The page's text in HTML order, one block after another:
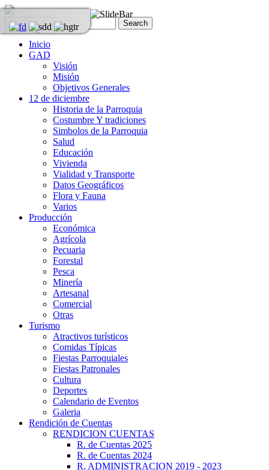
Inicio
GAD
Visión
Misión
Objetivos Generales
12 de diciembre
Historia de la Parroquia
Costumbre Y tradiciones
Simbolos de la Parroquia
Salud
Educación
Vivienda
Vialidad y Transporte
Datos Geográficos
Flora y Fauna
Varios
Producción
Económica
Agrícola
Pecuaria
Forestal
Pesca
Minería
Artesanal
Comercial
Otras
Turismo
Atractivos turísticos
Comidas Típicas
Fiestas Parroquiales
Fiestas Patronales
Cultura
Deportes
Calendario de Eventos
Galeria
Rendición de Cuentas
RENDICION CUENTAS
R. de Cuentas 2025
R. de Cuentas 2024
R. ADMINISTRACION 2019 - 2023